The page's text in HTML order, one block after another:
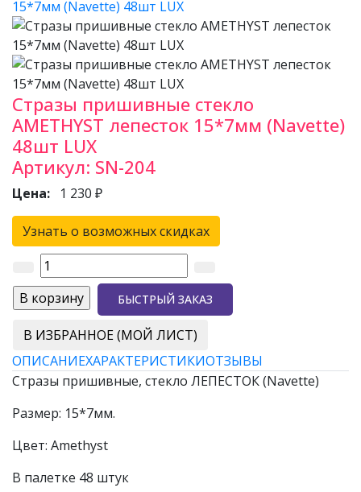
Стразы пришивные стекло
AMETHYST лепесток 15*7мм (Navette)
48шт LUX
Артикул: SN-204
Цена: 1 230 ₽
Узнать о возможных скидках
БЫСТРЫЙ ЗАКАЗ
В ИЗБРАННОЕ (МОЙ ЛИСТ)
ОПИСАНИЕХАРАКТЕРИСТИКИОТЗЫВЫ
Стразы пришивные, стекло ЛЕПЕСТОК (Navette)
Размер: 15*7мм.
Цвет: Amethyst
В палетке 48 штук